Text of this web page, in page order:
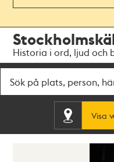
navigationen
huvudinnehållet
Historia i ord, ljud och
Visa